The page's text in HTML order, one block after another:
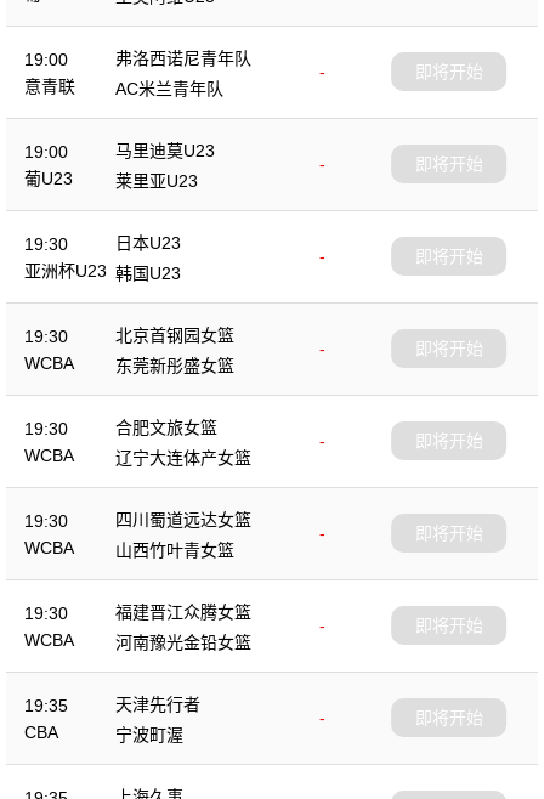
19:00
意青联
弗洛西诺尼青年队
-
AC米兰青年队
即将开始
19:00
葡U23
马里迪莫U23
-
莱里亚U23
即将开始
19:30
亚洲杯U23
日本U23
-
韩国U23
即将开始
19:30
WCBA
北京首钢园女篮
-
东莞新彤盛女篮
即将开始
19:30
WCBA
合肥文旅女篮
-
辽宁大连体产女篮
即将开始
19:30
WCBA
四川蜀道远达女篮
-
山西竹叶青女篮
即将开始
19:30
WCBA
福建晋江众腾女篮
-
河南豫光金铅女篮
即将开始
19:35
CBA
天津先行者
-
宁波町渥
即将开始